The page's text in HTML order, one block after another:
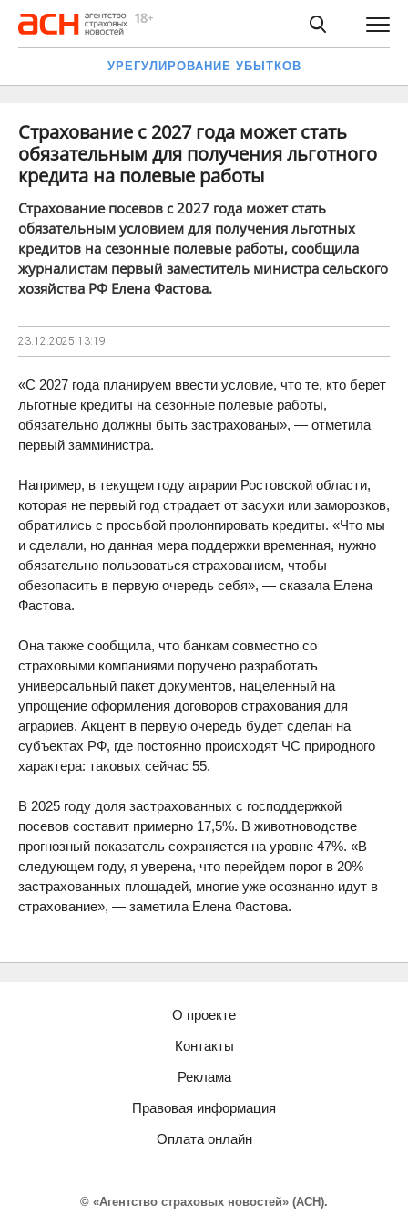
УРЕГУЛИРОВАНИЕ УБЫТКОВ
Страхование с 2027 года может стать
обязательным для получения льготного
кредита на полевые работы
Страхование посевов с 2027 года может стать
обязательным условием для получения льготных
кредитов на сезонные полевые работы, сообщила
журналистам первый заместитель министра сельского
хозяйства РФ Елена Фастова.
23.12.2025 13:19
«С 2027 года планируем ввести условие, что те, кто берет
льготные кредиты на сезонные полевые работы,
обязательно должны быть застрахованы», — отметила
первый замминистра.
Например, в текущем году аграрии Ростовской области,
которая не первый год страдает от засухи или заморозков,
обратились с просьбой пролонгировать кредиты. «Что мы
и сделали, но данная мера поддержки временная, нужно
обязательно пользоваться страхованием, чтобы
обезопасить в первую очередь себя», — сказала Елена
Фастова.
Она также сообщила, что банкам совместно со
страховыми компаниями поручено разработать
универсальный пакет документов, нацеленный на
упрощение оформления договоров страхования для
аграриев. Акцент в первую очередь будет сделан на
субъектах РФ, где постоянно происходят ЧС природного
характера: таковых сейчас 55.
В 2025 году доля застрахованных с господдержкой
посевов составит примерно 17,5%. В животноводстве
прогнозный показатель сохраняется на уровне 47%. «В
следующем году, я уверена, что перейдем порог в 20%
застрахованных площадей, многие уже осознанно идут в
страхование», — заметила Елена Фастова.
О проекте
Контакты
Реклама
Правовая информация
Оплата онлайн
© «Агентство страховых новостей» (АСН).